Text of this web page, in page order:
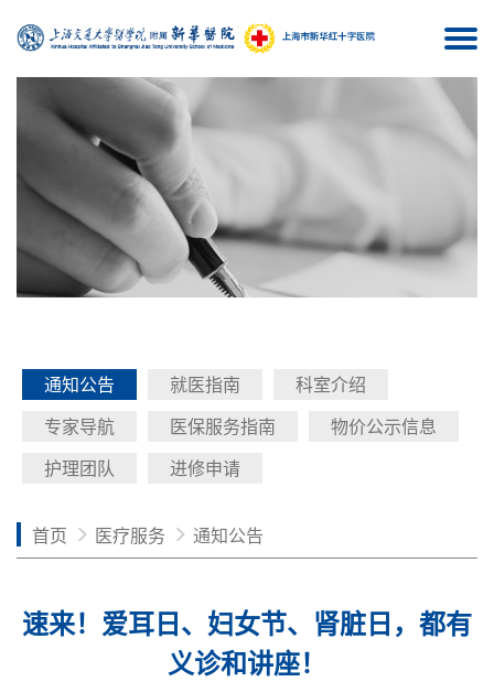
通知公告 就医指南
科室介绍
专家导航
医保服务指南
物价公示信息
护理团队
进修申请
首页 医疗服务 通知公告
速来！爱耳日、妇女节、肾脏日，都有
义诊和讲座！